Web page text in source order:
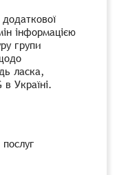
інформацією
групи
ласка,
в Україні.